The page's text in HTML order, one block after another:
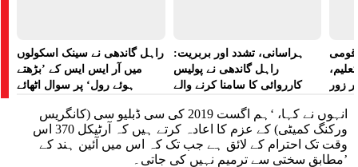
راہل گاندھی نے سینک اسکولوں
میں آر ایس ایس کے ’بڑھتے
ہوئے رول‘ پر سوال اٹھائے
ہراسانی، تشدد اور بربریت:
راہل گاندھی نے پولیس
کارروائی کا سامنا کرنے والے
قومی
زور
انہوں نے کہا، ‘ہم اگست 2019 کی سی ڈبلیو سی (کانگریس
ورکنگ کمیٹی) کے عزم کا اعادہ کرتے ہیں کہ آرٹیکل 370 اس
وقت تک احترام کے لائق ہے جب تک کہ اس میں آئین ہند کے
مطابق سختی سے ترمیم نہیں کی جاتی۔’